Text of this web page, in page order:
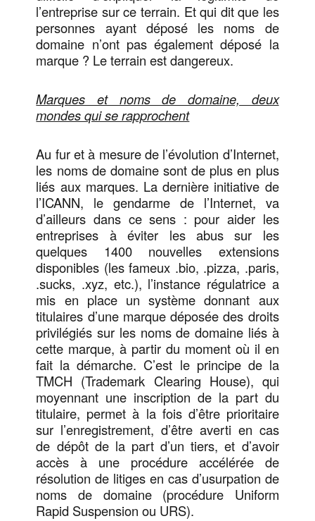
l’entreprise sur ce terrain. Et qui dit que les
personnes ayant déposé les noms de
domaine n’ont pas également déposé la
marque ? Le terrain est dangereux.
Marques et noms de domaine, deux
mondes qui se rapprochent
Au fur et à mesure de l’évolution d’Internet,
les noms de domaine sont de plus en plus
liés aux marques. La dernière initiative de
l’ICANN, le gendarme de l’Internet, va
d’ailleurs dans ce sens : pour aider les
entreprises à éviter les abus sur les
quelques 1400 nouvelles extensions
disponibles (les fameux .bio, .pizza, .paris,
.sucks, .xyz, etc.), l’instance régulatrice a
mis en place un système donnant aux
titulaires d’une marque déposée des droits
privilégiés sur les noms de domaine liés à
cette marque, à partir du moment où il en
fait la démarche. C’est le principe de la
TMCH (Trademark Clearing House), qui
moyennant une inscription de la part du
titulaire, permet à la fois d’être prioritaire
sur l’enregistrement, d’être averti en cas
de dépôt de la part d’un tiers, et d’avoir
accès à une procédure accélérée de
résolution de litiges en cas d’usurpation de
noms de domaine (procédure Uniform
Rapid Suspension ou URS).